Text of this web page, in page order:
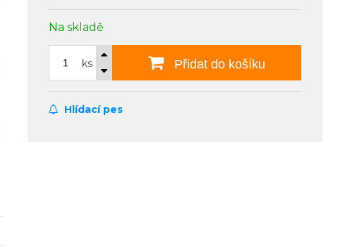
Na skladě
ks Přidat do košíku
Hlídací pes